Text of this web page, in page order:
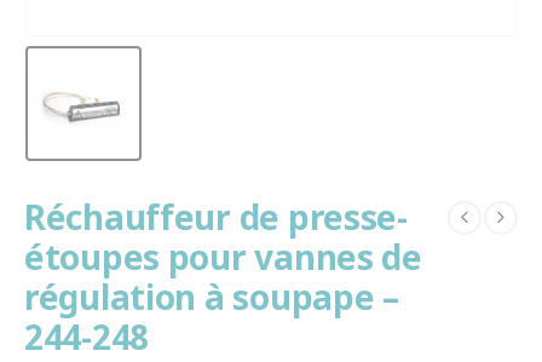
Réchauffeur de presse-
étoupes pour vannes de
régulation à soupape –
244-248